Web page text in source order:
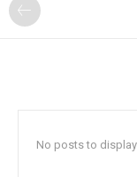
No posts to display